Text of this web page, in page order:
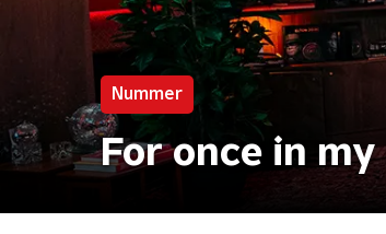
Nummer
For once in